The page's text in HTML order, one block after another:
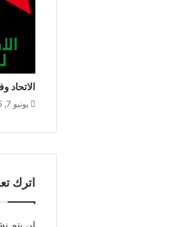
الاتحاد
يونيو 7, 2025
اترك
لن يتم